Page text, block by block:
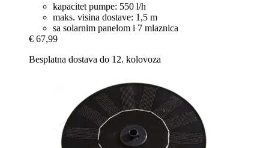
kapacitet pumpe: 550 l/h
maks. visina dostave: 1,5 m
sa solarnim panelom i 7 mlaznica
€ 67,99
Besplatna dostava do 12. kolovoza